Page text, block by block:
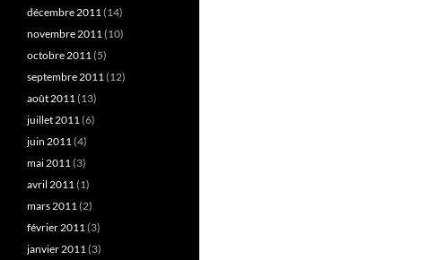
décembre 2011(14)
novembre 2011(10)
octobre 2011(5)
septembre 2011(12)
août 2011(13)
juillet 2011(6)
juin 2011(4)
mai 2011(3)
avril 2011(1)
mars 2011(2)
février 2011(3)
janvier 2011(3)